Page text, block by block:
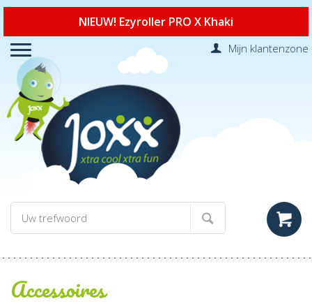
NIEUW! Ezyroller PRO X Khaki
Mijn klantenzone
Accessoires